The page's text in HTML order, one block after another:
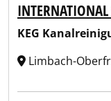
INTERNATIONAL
KEG
Limbach-